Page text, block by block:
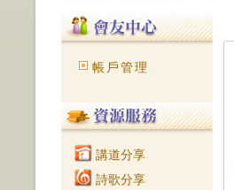
帳戶管理
講道分享
詩歌分享